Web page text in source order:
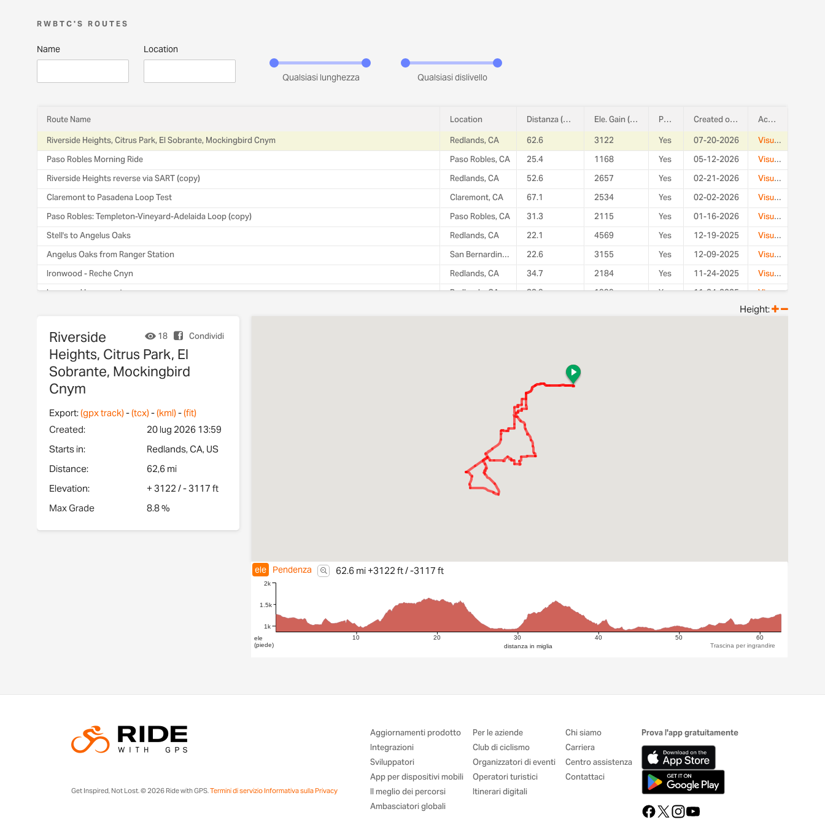
RWBTC'S ROUTES
Name Location
Qualsiasi lunghezza Qualsiasi dislivello
Route Name Location Distanza (mi) Ele. Gain (ft) Public Created on Actions
Paso Robles Morning Ride Paso Robles, CA 25.4 1168 Yes 05-12-2026
Visualizza
Riverside Heights reverse via SART (copy)
Redlands, CA 52.6 2657 Yes 02-21-2026
Visualizza
Claremont to Pasadena Loop Test
Claremont, CA 67.1 2534 Yes 02-02-2026
Visualizza
Paso Robles: Templeton-Vineyard-Adelaida Loop (copy)
Paso Robles, CA 31.3 2115 Yes 01-16-2026
Visualizza
Stell's to Angelus Oaks
Redlands, CA 22.1 4569 Yes 12-19-2025
Visualizza
Angelus Oaks from Ranger Station
San Bernardino County, CA 22.6 3155 Yes 12-09-2025
Visualizza
Ironwood - Reche Cnyn
Redlands, CA 34.7 2184 Yes 11-24-2025
Visualizza
Ironwood Loop west
Redlands, CA 33.9 1999 Yes 11-24-2025
Visualizza
Visualizza
Banning Bench East
Orange to San Clemente Pier - 3
Riverview/vanBuren/SART
Riverside Heights, Citrus Park, El Sobrante, Mockingbird Cnym Redlands, CA 62.6 3122 Yes 07-20-2026 Visualizza
Height:
18 Condividi
Riverside
Heights, Citrus Park, El
Sobrante, Mockingbird
Cnym
Export:(gpx track)-(tcx)-(kml)-(fit)
Created:
20 lug 2026 13:59
Starts in:
Redlands, CA, US
Distance:
62,6 mi
Elevation:
+ 3122 / -3117 ft
Max Grade
8.8 %
Trascina per ingrandire
distanza in miglia
60
50
40
30
20
10
ele
(piede)
2k
1.5k
1k
ele Pendenza 62.6 mi +3122 ft / -3117 ft
Get Inspired, Not Lost. © 2026 Ride with GPS.Termini di servizio Informativa sulla Privacy
Aggiornamenti prodotto
Integrazioni
Sviluppatori
App per dispositivi mobili
Il meglio dei percorsi
Ambasciatori globali
Per le aziende
Club di ciclismo
Organizzatori di eventi
Operatori turistici
Itinerari digitali
Chi siamo
Carriera
Centro assistenza
Contattaci
Prova l'app gratuitamente